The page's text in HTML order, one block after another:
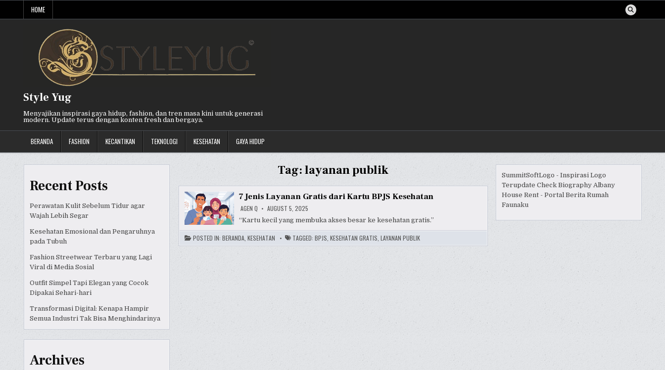
HOME
Style Yug
Menyajikan inspirasi gaya hidup, fashion, dan tren masa kini untuk generasi
modern. Update terus dengan konten fresh dan bergaya.
BERANDA FASHION KECANTIKAN TEKNOLOGI KESEHATAN GAYA HIDUP
Recent Posts
Perawatan Kulit Sebelum Tidur agar
Wajah Lebih Segar
Kesehatan Emosional dan Pengaruhnya
pada Tubuh
Fashion Streetwear Terbaru yang Lagi
Viral di Media Sosial
Outfit Simpel Tapi Elegan yang Cocok
Dipakai Sehari-hari
Transformasi Digital: Kenapa Hampir
Semua Industri Tak Bisa Menghindarinya
Archives
Tag:layanan publik
7 Jenis Layanan Gratis dari Kartu BPJS Kesehatan
AGEN Q AUGUST 5, 2025
“Kartu kecil yang membuka akses besar ke kesehatan gratis.”
POSTED IN: BERANDA, KESEHATAN TAGGED: BPJS KESEHATAN GRATIS LAYANAN PUBLIK
SummitSoftLogo - Inspirasi Logo
Terupdate Check Biography Albany
House Rent - Portal Berita Rumah
Faunaku